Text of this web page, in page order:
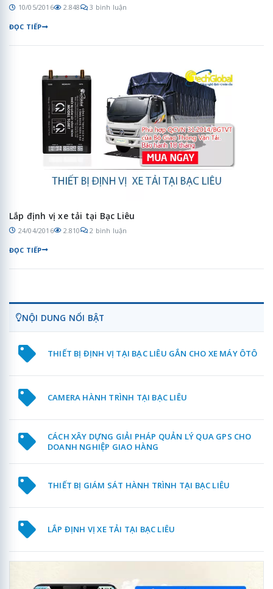
10/05/2016 2.848 3 bình luận
ĐỌC TIẾP
Lắp định vị xe tải tại Bạc Liêu
24/04/2016 2.810 2 bình luận
ĐỌC TIẾP
NỘI DUNG NỔI BẬT
THIẾT BỊ ĐỊNH VỊ TẠI BẠC LIÊU GẮN CHO XE MÁY ÔTÔ
CAMERA HÀNH TRÌNH TẠI BẠC LIÊU
CÁCH XÂY DỰNG GIẢI PHÁP QUẢN LÝ QUA GPS CHO
DOANH NGHIỆP GIAO HÀNG
THIẾT BỊ GIÁM SÁT HÀNH TRÌNH TẠI BẠC LIÊU
LẮP ĐỊNH VỊ XE TẢI TẠI BẠC LIÊU